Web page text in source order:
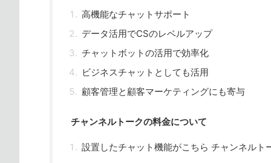
高機能なチャットサポート
データ活用でCSのレベルアップ
チャットボットの活用で効率化
ビジネスチャットとしても活用
顧客管理と顧客マーケティングにも寄与
チャンネルトークの料金について
設置したチャット機能がこちら チャンネルト